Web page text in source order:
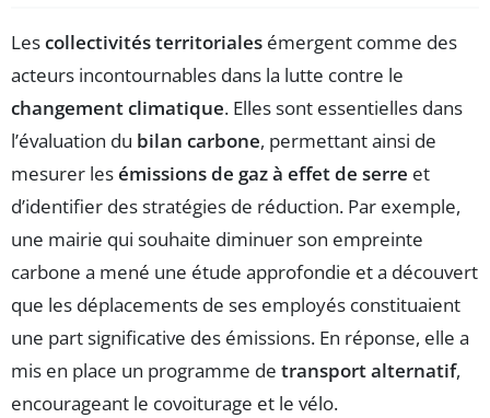
Lescollectivités territoriales émergent comme des
acteurs incontournables dans la lutte contre le
changement climatique. Elles sont essentielles dans
l’évaluation du bilan carbone, permettant ainsi de
mesurer lesémissions de gaz à effet de serre et
d’identifier des stratégies de réduction. Par exemple,
une mairie qui souhaite diminuer son empreinte
carbone a mené une étude approfondie et a découvert
que les déplacements de ses employés constituaient
une part significative des émissions. En réponse, elle a
mis en place un programme de transport alternatif,
encourageant le covoiturage et le vélo.